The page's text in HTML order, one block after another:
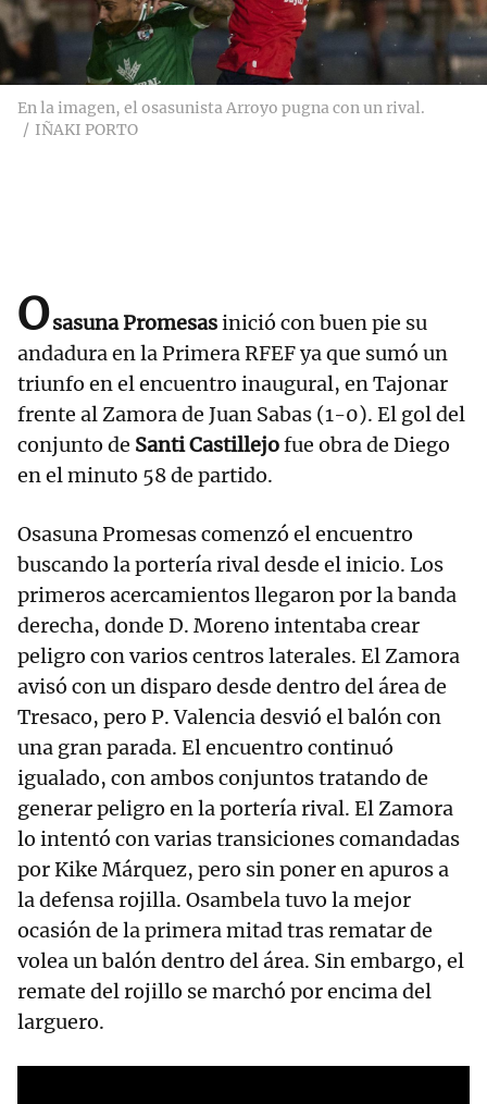
En la imagen, el osasunista Arroyo pugna con un rival.
IÑAKI PORTO
Osasuna Promesasinició con buen pie su
andadura en la Primera RFEF ya que sumó un
triunfo en el encuentro inaugural, en Tajonar
frente al Zamora de Juan Sabas (1-0). El gol del
conjunto de Santi Castillejofue obra de Diego
en el minuto 58 de partido.
Osasuna Promesas comenzó el encuentro
buscando la portería rival desde el inicio. Los
primeros acercamientos llegaron por la banda
derecha, donde D. Moreno intentaba crear
peligro con varios centros laterales. El Zamora
avisó con un disparo desde dentro del área de
Tresaco, pero P. Valencia desvió el balón con
una gran parada. El encuentro continuó
igualado, con ambos conjuntos tratando de
generar peligro en la portería rival. El Zamora
lo intentó con varias transiciones comandadas
por Kike Márquez, pero sin poner en apuros a
la defensa rojilla. Osambela tuvo la mejor
ocasión de la primera mitad tras rematar de
volea un balón dentro del área. Sin embargo, el
remate del rojillo se marchó por encima del
larguero.